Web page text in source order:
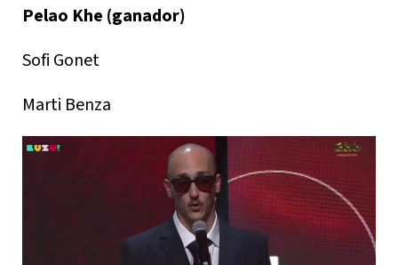
Pelao Khe (ganador)
Sofi Gonet
Marti Benza